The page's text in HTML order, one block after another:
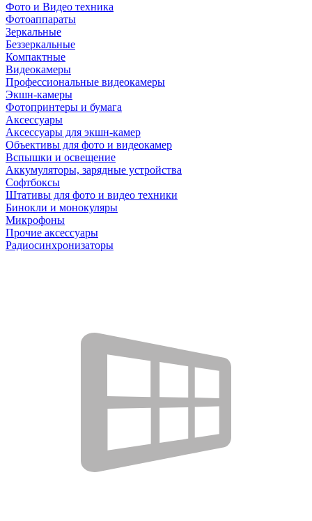
Фото и Видео техника
Фотоаппараты
Зеркальные
Беззеркальные
Компактные
Видеокамеры
Профессиональные видеокамеры
Экшн-камеры
Фотопринтеры и бумага
Аксессуары
Аксессуары для экшн-камер
Объективы для фото и видеокамер
Вспышки и освещение
Аккумуляторы, зарядные устройства
Софтбоксы
Штативы для фото и видео техники
Бинокли и монокуляры
Микрофоны
Прочие аксессуары
Радиосинхронизаторы